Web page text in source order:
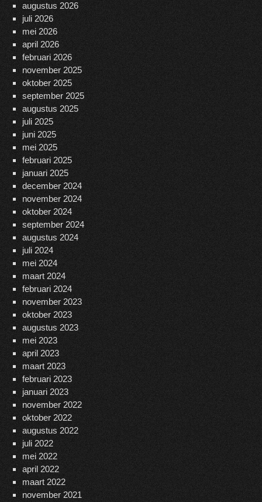
augustus 2026
juli 2026
mei 2026
april 2026
februari 2026
november 2025
oktober 2025
september 2025
augustus 2025
juli 2025
juni 2025
mei 2025
februari 2025
januari 2025
december 2024
november 2024
oktober 2024
september 2024
augustus 2024
juli 2024
mei 2024
maart 2024
februari 2024
november 2023
oktober 2023
augustus 2023
mei 2023
april 2023
maart 2023
februari 2023
januari 2023
november 2022
oktober 2022
augustus 2022
juli 2022
mei 2022
april 2022
maart 2022
november 2021